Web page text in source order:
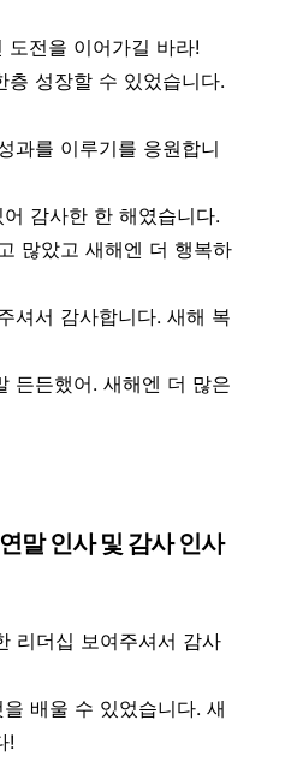
전을 이어가길 바라!
성장할 수 있었습니다.
과를 이루기를 응원합니
감사한 한 해였습니다.
많았고 새해엔 더 행복하
셔서 감사합니다. 새해 복
든든했어. 새해엔 더 많은
말 인사 및 감사 인사
리더십 보여주셔서 감사
배울 수 있었습니다. 새
!